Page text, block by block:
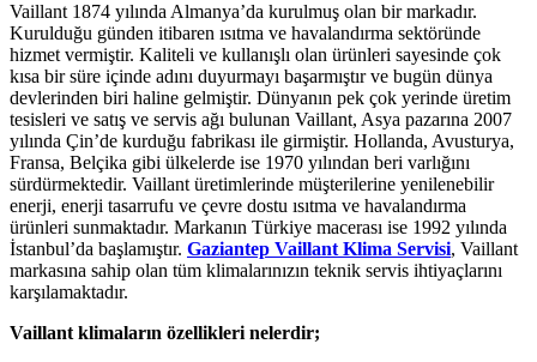
Vaillant 1874 yılında Almanya’da kurulmuş olan bir markadır.
Kurulduğu günden itibaren ısıtma ve havalandırma sektöründe
hizmet vermiştir. Kaliteli ve kullanışlı olan ürünleri sayesinde çok
kısa bir süre içinde adını duyurmayı başarmıştır ve bugün dünya
devlerinden biri haline gelmiştir. Dünyanın pek çok yerinde üretim
tesisleri ve satış ve servis ağı bulunan Vaillant, Asya pazarına 2007
yılında Çin’de kurduğu fabrikası ile girmiştir. Hollanda, Avusturya,
Fransa, Belçika gibi ülkelerde ise 1970 yılından beri varlığını
sürdürmektedir. Vaillant üretimlerinde müşterilerine yenilenebilir
enerji, enerji tasarrufu ve çevre dostu ısıtma ve havalandırma
ürünleri sunmaktadır. Markanın Türkiye macerası ise 1992 yılında
İstanbul’da başlamıştır. Gaziantep Vaillant Klima Servisi, Vaillant
markasına sahip olan tüm klimalarınızın teknik servis ihtiyaçlarını
karşılamaktadır.
Vaillant klimaların özellikleri nelerdir;